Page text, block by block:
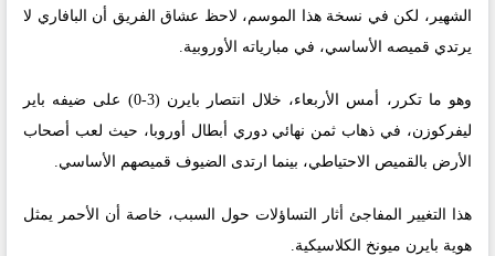
الشهير، لكن في نسخة هذا الموسم، لاحظ عشاق الفريق أن البافاري لا
يرتدي قميصه الأساسي، في مبارياته الأوروبية.
وهو ما تكرر، أمس الأربعاء، خلال انتصار بايرن (3-0) على ضيفه باير
ليفركوزن، في ذهاب ثمن نهائي دوري أبطال أوروبا، حيث لعب أصحاب
الأرض بالقميص الاحتياطي، بينما ارتدى الضيوف قميصهم الأساسي.
هذا التغيير المفاجئ أثار التساؤلات حول السبب، خاصة أن الأحمر يمثل
هوية بايرن ميونخ الكلاسيكية.